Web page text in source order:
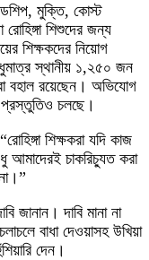
মুক্তি, কোস্ট
শিশুদের জন্য
শিক্ষকদের নিয়োগ
স্থানীয় ১,২৫০ জন
বহাল রয়েছেন। অভিযোগ
প্রস্তুতিও চলছে।
শিক্ষকরা যদি কাজ
আমাদেরই চাকরিচ্যুত করা
জানান। দাবি মানা না
বাধা দেওয়াসহ উখিয়া
দেন।